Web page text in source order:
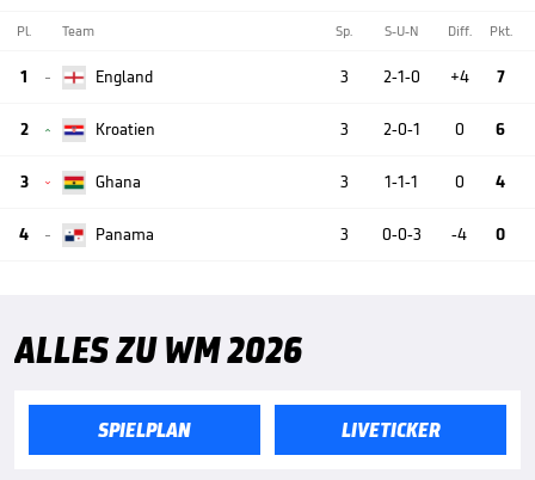
Pl. Team Sp. S-U-N Diff. Pkt.
1  England 3 2-1-0 +4 7
2  Kroatien 3 2-0-1 0 6
3  Ghana 3 1-1-1 0 4
4  Panama 3 0-0-3 -4 0
ALLES ZU WM 2026
SPIELPLAN LIVETICKER